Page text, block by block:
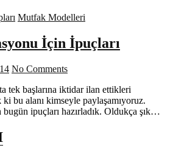
Mutfak Modelleri
İçin İpuçları
No Comments
tek başlarına iktidar ilan ettikleri
bu alanı kimseyle paylaşamıyoruz.
ipuçları hazırladık. Oldukça şık…